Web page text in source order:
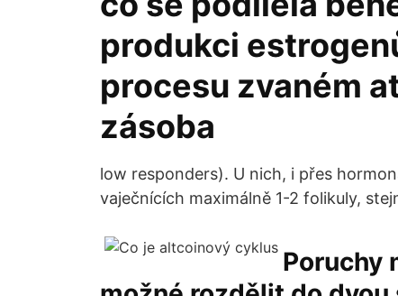
produkci
procesu zvaném
zásoba
low responders). U nich, i přes
vaječnících maximálně 1-2 folikuly,
Poruchy